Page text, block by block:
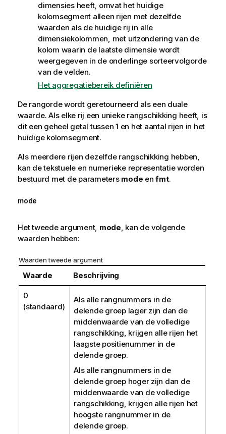
dimensies heeft, omvat het huidige
kolomsegment alleen rijen met dezelfde
waarden als de huidige rij in alle
dimensiekolommen, met uitzondering van de
kolom waarin de laatste dimensie wordt
weergegeven in de onderlinge sorteervolgorde
van de velden.
Het aggregatiebereik definiëren
De rangorde wordt geretourneerd als een duale
waarde. Als elke rij een unieke rangschikking heeft, is
dit een geheel getal tussen 1 en het aantal rijen in het
huidige kolomsegment.
Als meerdere rijen dezelfde rangschikking hebben,
kan de tekstuele en numerieke representatie worden
bestuurd met de parameters mode enfmt.
mode
Het tweede argument, mode , kan de volgende
waarden hebben:
Waarden tweede argument
Waarde Beschrijving
0
(standaard)
Als alle rangnummers in de
delende groep lager zijn dan de
middenwaarde van de volledige
rangschikking, krijgen alle rijen het
laagste positienummer in de
delende groep.
Als alle rangnummers in de
delende groep hoger zijn dan de
middenwaarde van de volledige
rangschikking, krijgen alle rijen het
hoogste rangnummer in de
delende groep.